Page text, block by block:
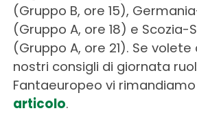
(Gruppo B, ore 15),
(Gruppo A, ore 18) e Scozia-
(Gruppo A, ore 21). Se
nostri consigli di giornata
Fantaeuropeo vi
articolo.